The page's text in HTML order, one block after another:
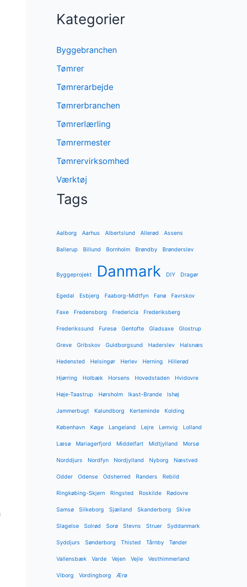
Kategorier
Byggebranchen
Tømrer
Tømrerarbejde
Tømrerbranchen
Tømrerlærling
Tømrermester
Tømrervirksomhed
Værktøj
Tags
Aalborg Aarhus Albertslund Allerød Assens
Ballerup Billund Bornholm Brøndby Brønderslev
Byggeprojekt Danmark DIY Dragør
Egedal Esbjerg Faaborg-Midtfyn Fanø Favrskov
Faxe Fredensborg Fredericia Frederiksberg
Frederikssund Furesø Gentofte Gladsaxe Glostrup
Greve Gribskov Guldborgsund Haderslev Halsnæs
Hedensted Helsingør Herlev Herning Hillerød
Hjørring Holbæk Horsens Hovedstaden Hvidovre
Høje-Taastrup Hørsholm Ikast-Brande Ishøj
Jammerbugt Kalundborg Kerteminde Kolding
København Køge Langeland Lejre Lemvig Lolland
Læsø Mariagerfjord Middelfart Midtjylland Morsø
Norddjurs Nordfyn Nordjylland Nyborg Næstved
Odder Odense Odsherred Randers Rebild
Ringkøbing-Skjern Ringsted Roskilde Rødovre
Samsø Silkeborg Sjælland Skanderborg Skive
Slagelse Solrød Sorø Stevns Struer Syddanmark
Syddjurs Sønderborg Thisted Tårnby Tønder
Vallensbæk Varde Vejen Vejle Vesthimmerland
Viborg Vordingborg Ærø